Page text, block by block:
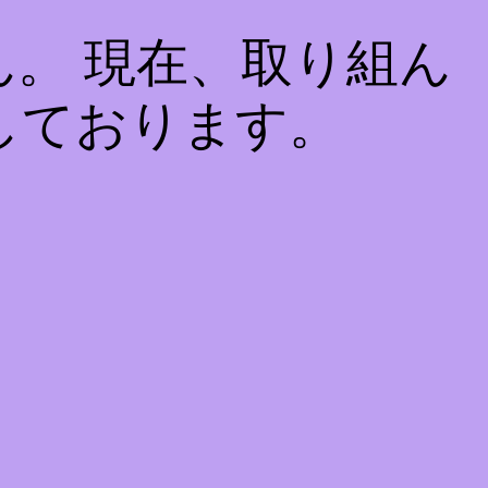
現在、取り組ん
おります。